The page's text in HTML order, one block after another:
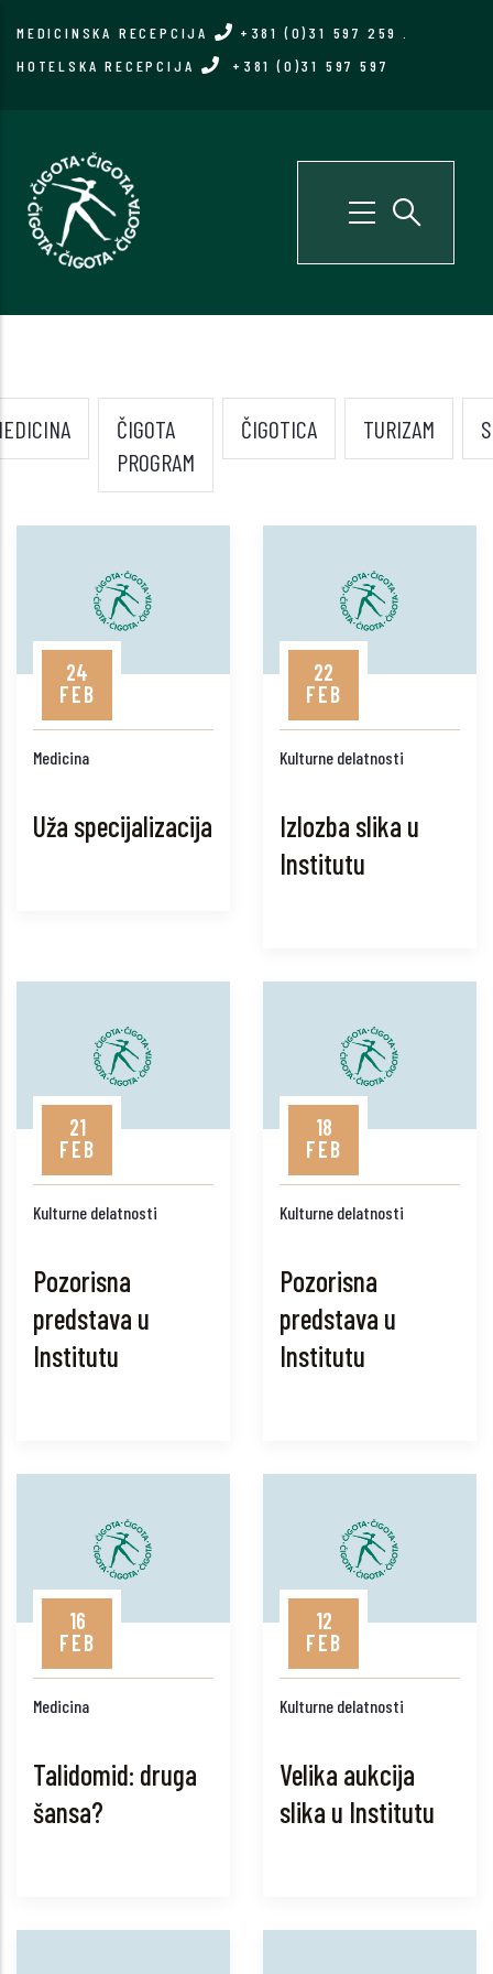
MEDICINSKA RECEPCIJA +381 (0)31 597 259
HOTELSKA RECEPCIJA
+381 (0)31 597 597
ČIGOTA
PROGRAM
ČIGOTICA TURIZAM
24
FEB
Medicina
Uža specijalizacija
22
FEB
Kulturne delatnosti
Izlozba slika u
Institutu
21
FEB
Kulturne delatnosti
Pozorisna
predstava u
Institutu
18
FEB
Kulturne delatnosti
Pozorisna
predstava u
Institutu
16
FEB
Medicina
Talidomid: druga
šansa?
12
FEB
Kulturne delatnosti
Velika aukcija
slika u Institutu